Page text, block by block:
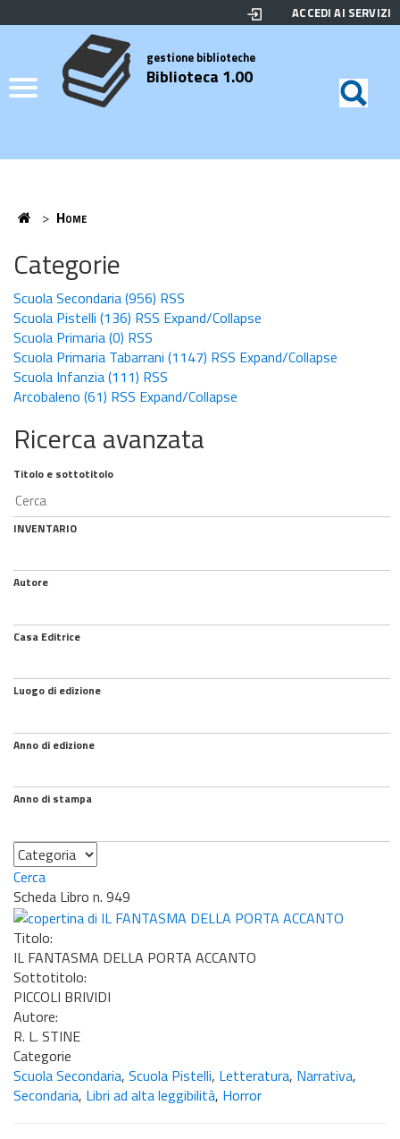
Elenco
Credits
ACCEDI AI SERVIZI
Biblioteca gestione biblioteche
Biblioteca 1.00 di
Home
> Home
Categorie
Scuola Secondaria(956) RSS
Scuola Pistelli (136) RSS Expand/Collapse
Scuola Primaria(0) RSS
Scuola Primaria Tabarrani (1147) RSS Expand/Collapse
Scuola Infanzia(111) RSS
Arcobaleno (61) RSS Expand/Collapse
Ricerca avanzata
Titolo e sottotitolo
INVENTARIO
Autore
Casa Editrice
Luogo di edizione
Anno di edizione
Anno di stampa
Categoria
Cerca
Scheda Libro n. 949
Titolo:
IL FANTASMA DELLA PORTA ACCANTO
Sottotitolo:
PICCOLI BRIVIDI
Autore:
R. L. STINE
Categorie
Scuola Secondaria, Scuola Pistelli, Letteratura, Narrativa,
Secondaria, Libri ad alta leggibilità, Horror